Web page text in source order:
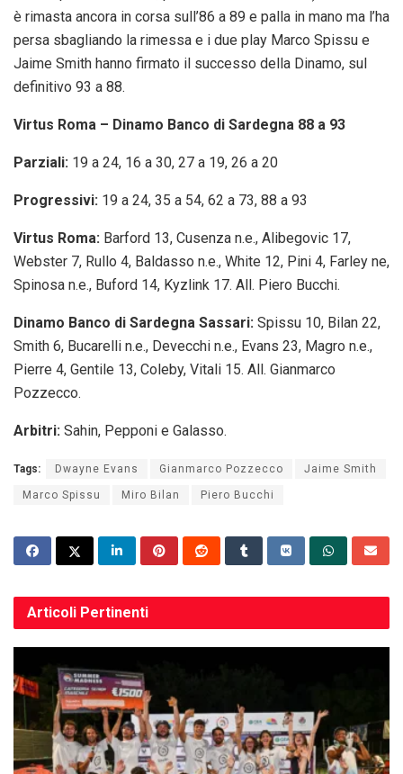
è rimasta ancora in corsa sull’86 a 89 e palla in mano ma l’ha
persa sbagliando la rimessa e i due play Marco Spissu e
Jaime Smith hanno firmato il successo della Dinamo, sul
definitivo 93 a 88.
Virtus Roma – Dinamo Banco di Sardegna 88 a 93
Parziali: 19 a 24, 16 a 30, 27 a 19, 26 a 20
Progressivi: 19 a 24, 35 a 54, 62 a 73, 88 a 93
Virtus Roma: Barford 13, Cusenza n.e., Alibegovic 17,
Webster 7, Rullo 4, Baldasso n.e., White 12, Pini 4, Farley ne,
Spinosa n.e., Buford 14, Kyzlink 17. All. Piero Bucchi.
Dinamo Banco di Sardegna Sassari: Spissu 10, Bilan 22,
Smith 6, Bucarelli n.e., Devecchi n.e., Evans 23, Magro n.e.,
Pierre 4, Gentile 13, Coleby, Vitali 15. All. Gianmarco
Pozzecco.
Arbitri: Sahin, Pepponi e Galasso.
Tags: Dwayne Evans Gianmarco Pozzecco Jaime Smith
Marco Spissu Miro Bilan Piero Bucchi
Articoli Pertinenti